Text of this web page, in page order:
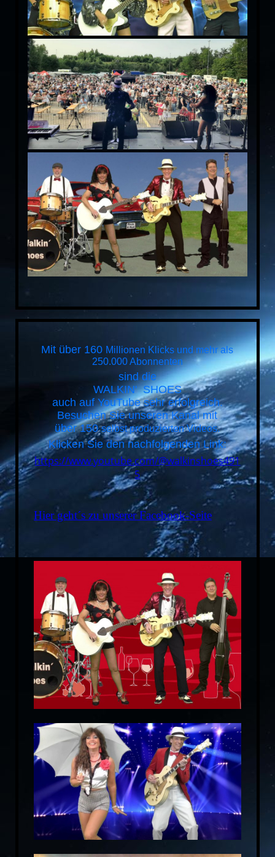
Mit über 160 Millionen Klicks und mehr als
250.000 Abonnenten
sind die
WALKIN' SHOES
auch auf YouTube sehr erfolgreich.
Besuchen Sie unseren Kanal mit
über 150selbst produzierten Videos.
Klicken Sie den nachfolgenden Link:
https://www.youtube.com/@walkinshoes491
5
Hier geht´s zu unserer Facebook-Seite